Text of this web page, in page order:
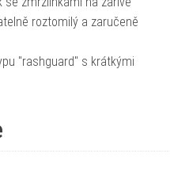
roztomilý a zaručeně
"rashguard" s krátkými